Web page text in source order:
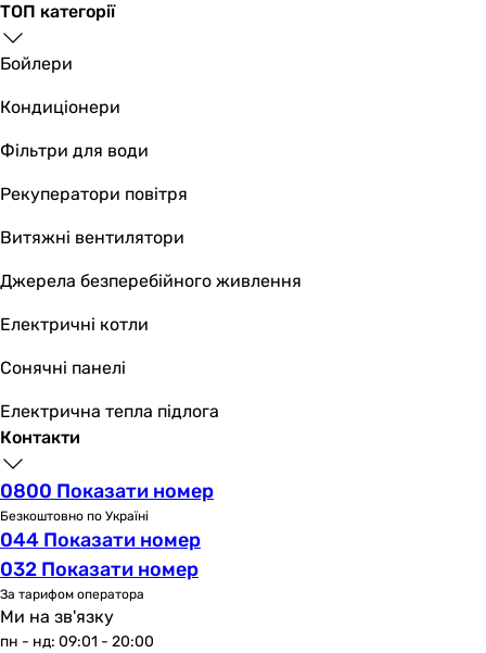
ТОП категорії
Бойлери
Кондиціонери
Фільтри для води
Рекуператори повітря
Витяжні вентилятори
Джерела безперебійного живлення
Електричні котли
Сонячні панелі
Електрична тепла підлога
Контакти
0800 Показати номер
Безкоштовно по Україні
044 Показати номер
032 Показати номер
За тарифом оператора
Ми на зв'язку
пн - нд: 09:01 - 20:00